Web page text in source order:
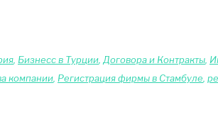
, Бизнесс в Турции, Договора и Контракты,
компании, Регистрация фирмы в Стамбуле,